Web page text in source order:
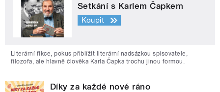
Setkání s Karlem Čapkem
Koupit
Literární fikce, pokus přiblížit literární nadsázkou spisovatele,
filozofa, ale hlavně člověka Karla Čapka trochu jinou formou.
Díky za každé nové ráno